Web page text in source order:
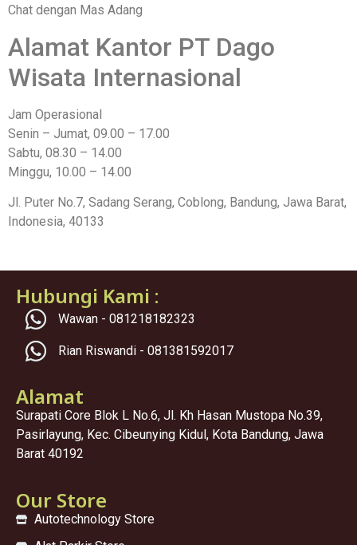
Chat dengan Mas Adang
Alamat Kantor PT Dago
Wisata Internasional
Jam Operasional
Senin – Jumat, 09.00 – 17.00
Sabtu, 08.30 – 14.00
Minggu, 10.00 – 14.00
Jl. Puter No.7, Sadang Serang, Coblong, Bandung, Jawa Barat,
Indonesia, 40133
Hubungi Kami :
Wawan - 081218182323
Rian Riswandi - 081381592017
Alamat
Surapati Core Blok L No.6, Jl. Kh Hasan Mustopa No.39,
Pasirlayung, Kec. Cibeunying Kidul, Kota Bandung, Jawa
Barat 40192
Our Store
Autotechnology Store